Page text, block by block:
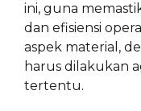
ini, guna
dan efisiensi
aspek material,
harus dilakukan
tertentu.